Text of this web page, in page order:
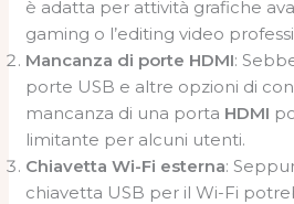
è adatta per attività grafiche
gaming o l’editing video
Mancanza di porte HDMI:
porte USB e altre opzioni di
mancanza di una porta HDMI
limitante per alcuni utenti.
Chiavetta Wi-Fi esterna:
chiavetta USB per il Wi-Fi